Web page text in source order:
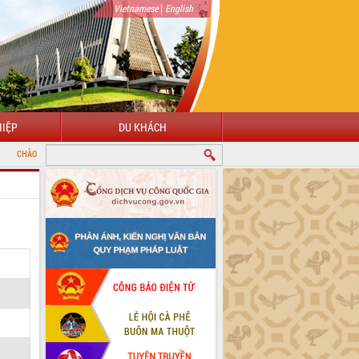
Vietnamese| English
DU KHÁCH
ĐẾN VỚI CỔNG THÔNG TIN ĐIỆN TỬ TỈNH ĐẮK LẮK